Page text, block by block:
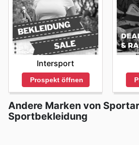
Intersport
Prospekt öffnen
Andere Marken von
Sportbekleidung